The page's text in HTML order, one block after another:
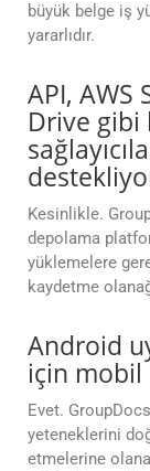
büyük belge iş
yararlıdır.
API, AWS
Drive
Kesinlikle.
depolama
yüklemelere
kaydetme
Android
için mobil
Evet.
yeteneklerini
etmelerine